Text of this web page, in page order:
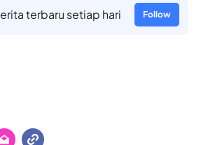
terbaru setiap hari Follow